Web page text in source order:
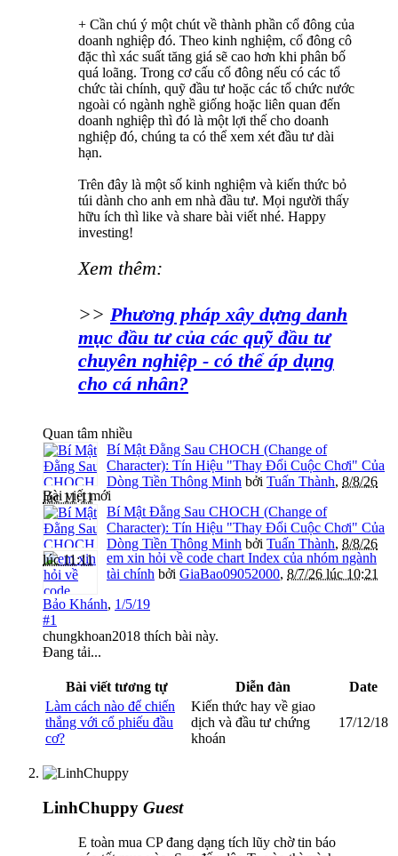
+ Cần chú ý một chút về thành phần cổ đông của
doanh nghiệp đó. Theo kinh nghiệm, cổ đông cô
đặc thì xác suất tăng giá sẽ cao hơn khi phân bố
quá loãng. Trong cơ cấu cổ đông nếu có các tổ
chức tài chính, quỹ đầu tư hoặc các tổ chức nước
ngoài có ngành nghề giống hoặc liên quan đến
doanh nghiệp thì đó là một lợi thế cho doanh
nghiệp đó, chúng ta có thể xem xét đầu tư dài
hạn.
Trên đây là một số kinh nghiệm và kiến thức bỏ
túi dành cho anh em nhà đầu tư. Mọi người thấy
hữu ích thì like và share bài viết nhé. Happy
investing!
Xem thêm:
>> Phương pháp xây dựng danh
mục đầu tư của các quỹ đầu tư
chuyên nghiệp - có thể áp dụng
cho cá nhân?
Quan tâm nhiều
Bí Mật Đằng Sau CHOCH (Change of
Character): Tín Hiệu "Thay Đổi Cuộc Chơi" Của
Dòng Tiền Thông Minh bởi Tuấn Thành, 8/8/26
lúc 11:11
Bài viết mới
Bí Mật Đằng Sau CHOCH (Change of
Character): Tín Hiệu "Thay Đổi Cuộc Chơi" Của
Dòng Tiền Thông Minh bởi Tuấn Thành, 8/8/26
lúc 11:11
em xin hỏi về code chart Index của nhóm ngành
tài chính bởi GiaBao09052000, 8/7/26 lúc 10:21
Bảo Khánh, 1/5/19
#1
chungkhoan2018 thích bài này.
Đang tải...
Bài viết tương tự Diễn đàn
Date
Làm cách nào để chiến
thắng với cổ phiếu đầu
cơ?
Kiến thức hay về giao
dịch và đầu tư chứng
khoán
17/12/18
LinhChuppy Guest
E toàn mua CP đang dạng tích lũy chờ tin báo